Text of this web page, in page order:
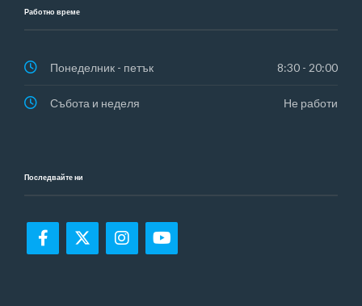
Работно време
Понеделник - петък 8:30 - 20:00
Събота и неделя Не работи
Последвайте ни